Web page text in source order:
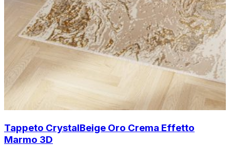
Tappeto CrystalBeige Oro Crema Effetto
Marmo 3D